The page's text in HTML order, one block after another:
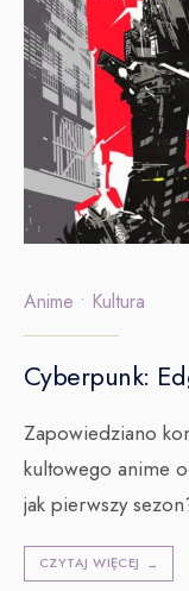
Anime • Kultura
Cyberpunk:
Zapowiedziano
kultowego anime
jak pierwszy
CZYTAJ WIĘCEJ →